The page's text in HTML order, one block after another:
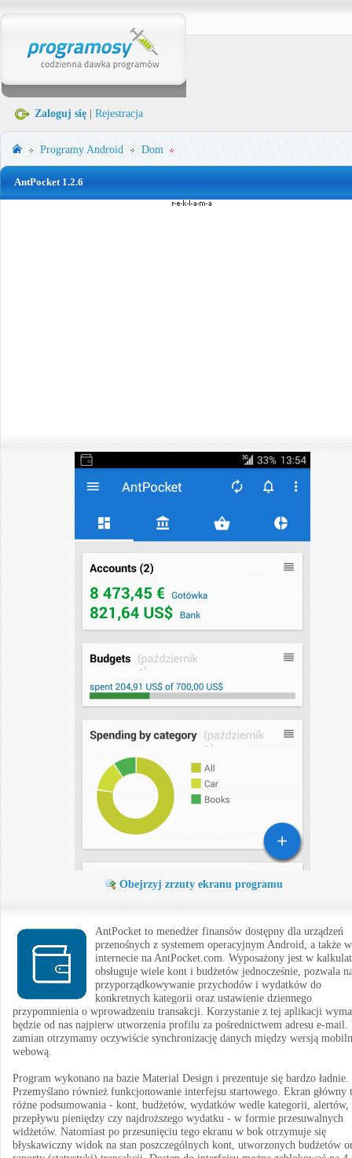
Zaloguj się Rejestracja
ProgramyAndroid Dom
AntPocket 1.2.6
Obejrzyj zrzuty ekranu programu
AntPocket to menedżer finansów dostępny dla urządzeń
przenośnych z systemem operacyjnym Android, a także w
internecie na AntPocket.com. Wyposażony jest w
obsługuje wiele kont i budżetów jednocześnie, pozwala
przyporządkowywanie przychodów i wydatków do
konkretnych kategorii oraz ustawienie dziennego
przypomnienia o wprowadzeniu transakcji. Korzystanie z tej aplikacji
będzie od nas najpierw utworzenia profilu za pośrednictwem adresu e-mail.
zamian otrzymamy oczywiście synchronizację danych między wersją
webową.
Program wykonano na bazie Material Design i prezentuje się bardzo ładnie.
Przemyślano również funkcjonowanie interfejsu startowego. Ekran główny
różne podsumowania - kont, budżetów, wydatków wedle kategorii, alertów,
przepływu pieniędzy czy najdroższego wydatku - w formie przesuwalnych
widżetów. Natomiast po przesunięciu tego ekranu w bok otrzymuje się
błyskawiczny widok na stan poszczególnych kont, utworzonych budżetów